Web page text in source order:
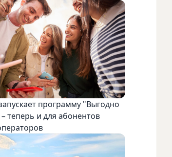
программу "Выгодно
теперь и для абонентов